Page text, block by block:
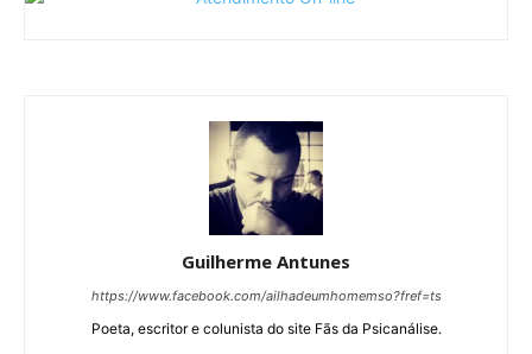
Guilherme Antunes
https://www.facebook.com/ailhadeumhomemso?fref=ts
Poeta, escritor e colunista do site Fãs da Psicanálise.